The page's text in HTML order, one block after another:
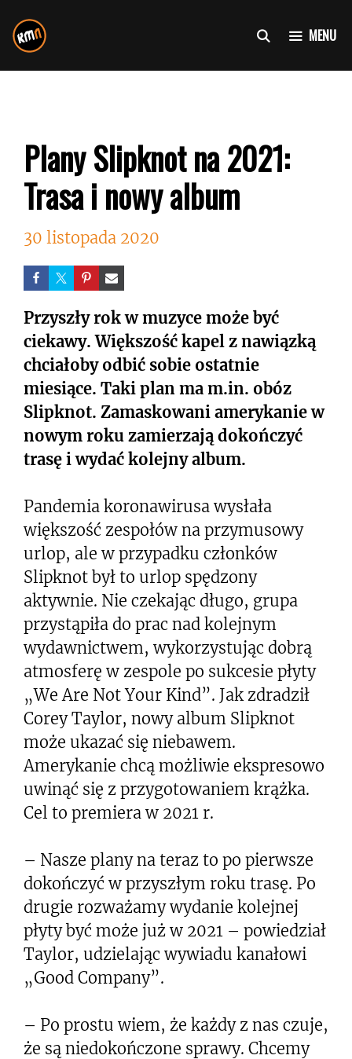
do
treści
MENU
Plany Slipknot na 2021:
Trasa i nowy album
30 listopada 2020
Przyszły rok w muzyce może być
ciekawy. Większość kapel z nawiązką
chciałoby odbić sobie ostatnie
miesiące. Taki plan ma m.in. obóz
Slipknot. Zamaskowani amerykanie w
nowym roku zamierzają dokończyć
trasę i wydać kolejny album.
Pandemia koronawirusa wysłała
większość zespołów na przymusowy
urlop, ale w przypadku członków
Slipknot był to urlop spędzony
aktywnie. Nie czekając długo, grupa
przystąpiła do prac nad kolejnym
wydawnictwem, wykorzystując dobrą
atmosferę w zespole po sukcesie płyty
„We Are Not Your Kind”. Jak zdradził
Corey Taylor, nowy album Slipknot
może ukazać się niebawem.
Amerykanie chcą możliwie ekspresowo
uwinąć się z przygotowaniem krążka.
Cel to premiera w 2021 r.
– Nasze plany na teraz to po pierwsze
dokończyć w przyszłym roku trasę. Po
drugie rozważamy wydanie kolejnej
płyty być może już w 2021 – powiedział
Taylor, udzielając wywiadu kanałowi
„Good Company”.
– Po prostu wiem, że każdy z nas czuje,
że są niedokończone sprawy. Chcemy